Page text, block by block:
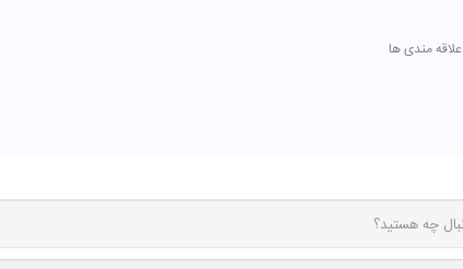
علاقه مندی ها